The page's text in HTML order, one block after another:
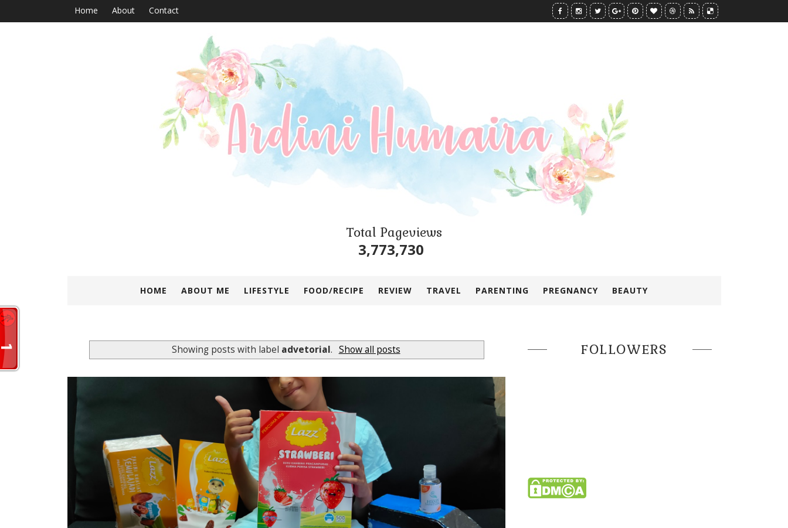
Home About Contact
Total Pageviews
3,773,730
HOME ABOUT ME LIFESTYLE FOOD/RECIPE REVIEW TRAVEL PARENTING PREGNANCY BEAUTY
Showing posts with label advetorial. Show all posts FOLLOWERS